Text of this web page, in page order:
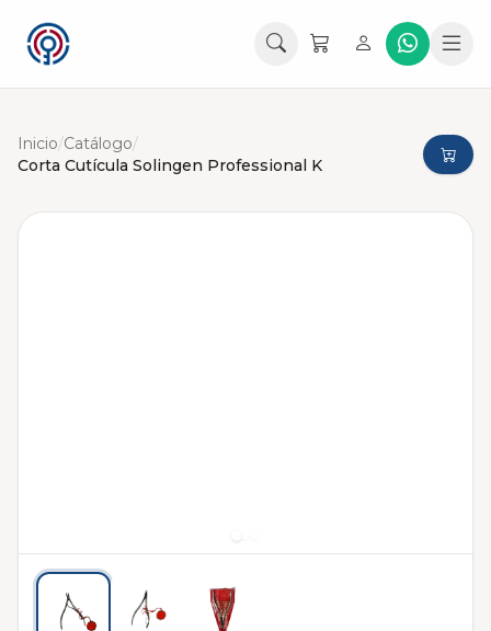
Inicio/Catálogo/
Corta Cutícula Solingen Professional K